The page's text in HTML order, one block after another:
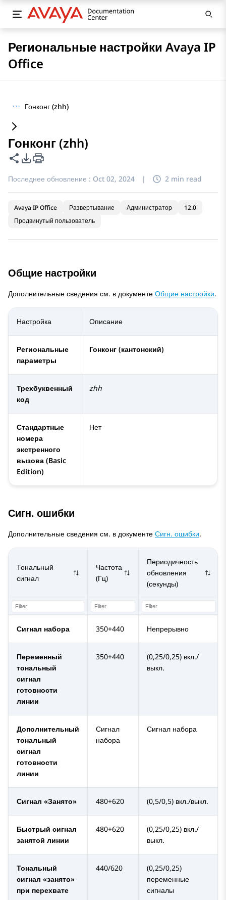
Региональные настройки Avaya IP
Office
··· Гонконг (zhh)
Гонконг (zhh)
Поделиться этой страницей
Параметры экспорта PDF
Последнее обновление : Oct 02, 2024 | 2 min read
Avaya IP Office Развертывание Администратор
12.0
Продвинутый пользователь
Общие настройки
Дополнительные сведения см. в документе Общие настройки.
Настройка Описание
Региональные
параметры
Гонконг (кантонский)
Трехбуквенный
код
zhh
Стандартные
номера
экстренного
вызова (Basic
Edition)
Нет
Сигн. ошибки
Дополнительные сведения см. в документе Сигн. ошибки.
Тональный
сигнал
Частота
(Гц)
Периодичность
обновления
(секунды)
Сигнал набора 350+440 Непрерывно
Переменный
тональный
сигнал
готовности
линии
350+440
(0,25/0,25) вкл./
выкл.
Дополнительный
тональный
сигнал
готовности
линии
Сигнал
набора
Сигнал набора
Сигнал «Занято» 480+620 (0,5/0,5) вкл./выкл.
Быстрый сигнал
занятой линии
480+620
(0,25/0,25) вкл./
выкл.
Тональный
сигнал «занято»
при перехвате
440/620
(0,25/0,25)
переменные
сигналы